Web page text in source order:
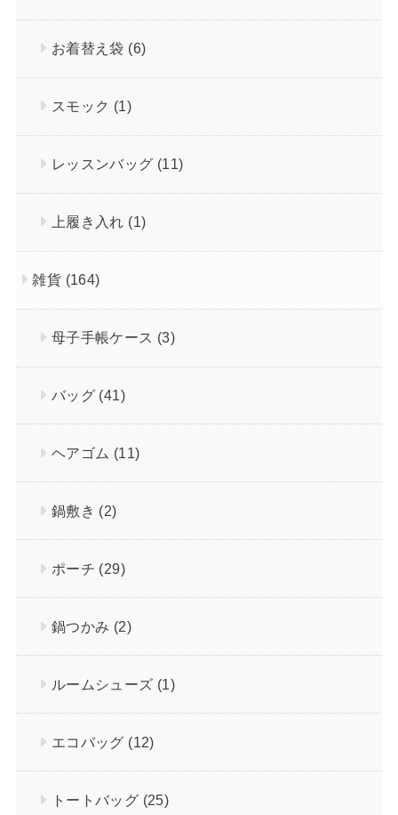
お着替え袋 (6)
スモック (1)
レッスンバッグ (11)
上履き入れ (1)
雑貨 (164)
母子手帳ケース (3)
バッグ (41)
ヘアゴム (11)
鍋敷き (2)
ポーチ (29)
鍋つかみ (2)
ルームシューズ (1)
エコバッグ (12)
トートバッグ (25)